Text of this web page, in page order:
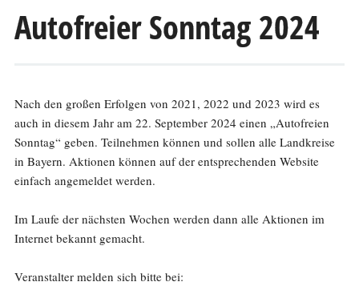
Text
Autofreier Sonntag 2024
Nach den großen Erfolgen von 2021, 2022 und 2023 wird es
auch in diesem Jahr am 22. September 2024 einen „Autofreien
Sonntag“ geben. Teilnehmen können und sollen alle Landkreise
in Bayern. Aktionen können auf der entsprechenden Website
einfach angemeldet werden.
Im Laufe der nächsten Wochen werden dann alle Aktionen im
Internet bekannt gemacht.
Veranstalter melden sich bitte bei: